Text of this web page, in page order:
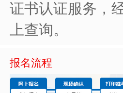
证书认证服务，
上查询。
报名流程